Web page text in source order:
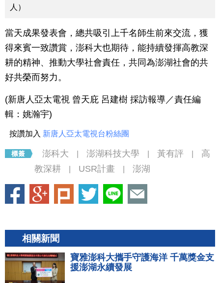
人）
當天成果發表會，總共吸引上千名師生前來交流，獲
得來賓一致讚賞，澎科大也期待，能持續發揮高教深
耕的精神、推動大學社會責任，共同為澎湖社會的共
好共榮而努力。
(新唐人亞太電視 曾天庇 呂建樹 採訪報導／責任編
輯：姚瀚宇)
按讚加入 新唐人亞太電視台粉絲團
澎科大 澎湖科技大學 黃有評
高
教深耕
USR計畫 澎湖
相關新聞
寶雅澎科大攜手守護海洋 千萬獎金支
援澎湖永續發展